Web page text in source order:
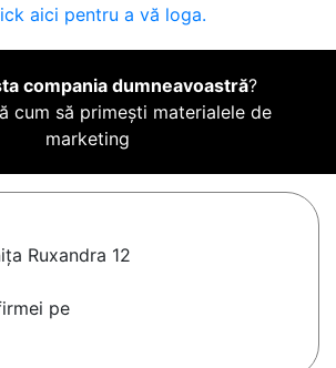
aici pentru a vă loga.
compania dumneavoastră?
cum să primești materialele de
marketing
Ruxandra 12
pe